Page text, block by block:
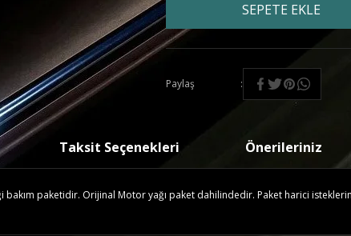
SEPETE EKLE
Paylaş
Taksit Seçenekleri Önerileriniz
paketidir. Orijinal Motor yağı paket dahilindedir. Paket harici